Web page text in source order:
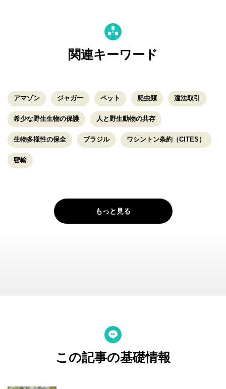
関連キーワード
アマゾン ジャガー ペット 爬虫類 違法取引
希少な野生生物の保護 人と野生動物の共存
生物多様性の保全 ブラジル ワシントン条約（CITES）
密輸
もっと見る
この記事の基礎情報